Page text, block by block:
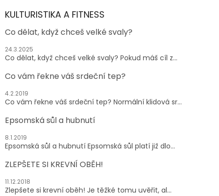
aKULTURISTIKA A FITNESS
Co dělat, když chceš velké svaly?
24.3.2025
Co dělat, když chceš velké svaly? Pokud máš cíl z...
Co vám řekne váš srdeční tep?
4.2.2019
Co vám řekne váš srdeční tep? Normální klidová sr...
Epsomská sůl a hubnutí
8.1.2019
Epsomská sůl a hubnutí Epsomská sůl platí již dlo...
ZLEPŠETE SI KREVNÍ OBĚH!
11.12.2018
Zlepšete si krevní oběh! Je těžké tomu uvěřit, al...